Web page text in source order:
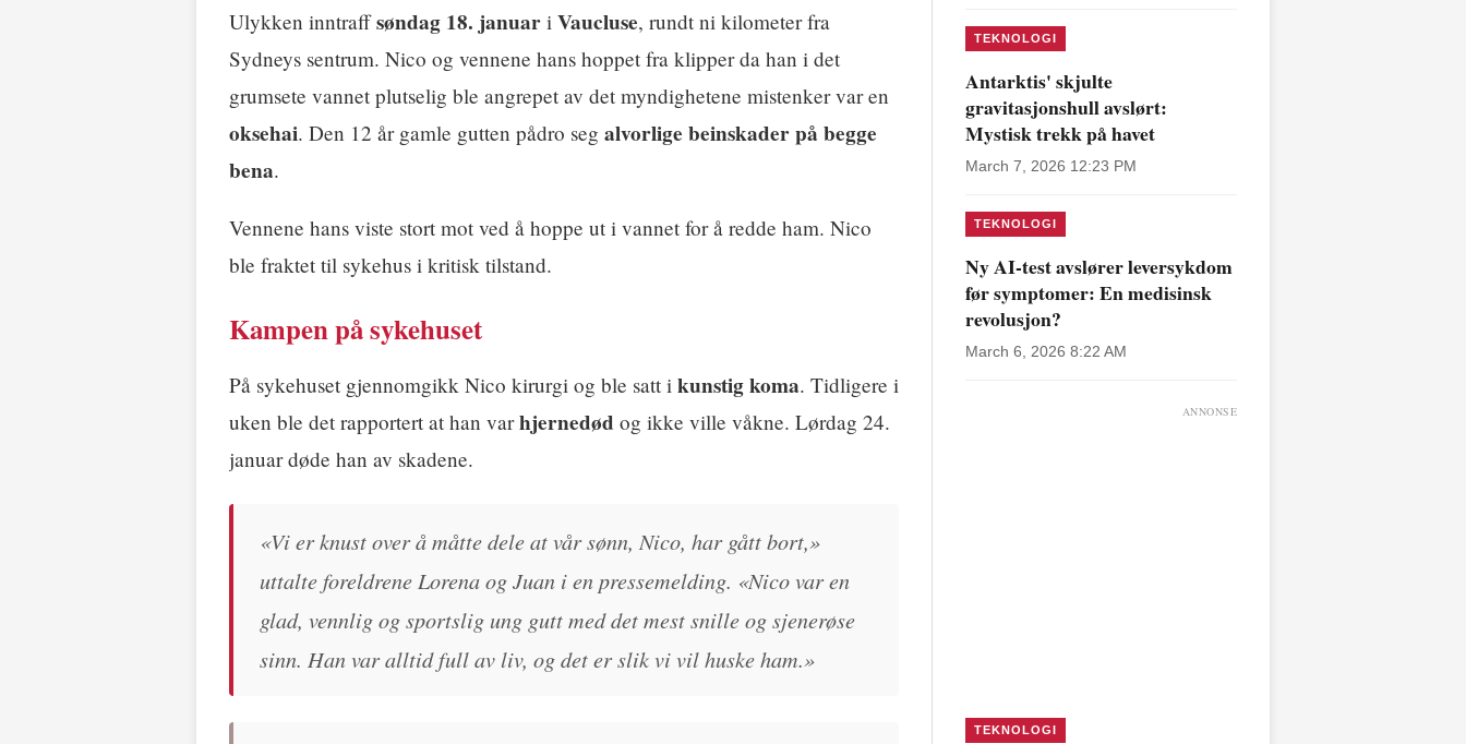
Ulykken inntraffsøndag 18. januar i Vaucluse, rundt ni kilometer fra
Sydneys sentrum. Nico og vennene hans hoppet fra klipper da han i det
grumsete vannet plutselig ble angrepet av det myndighetene mistenker var en
oksehai. Den 12 år gamle gutten pådro seg alvorlige beinskader på begge
bena.
Vennene hans viste stort mot ved å hoppe ut i vannet for å redde ham. Nico
ble fraktet til sykehus i kritisk tilstand.
Kampen på sykehuset
På sykehuset gjennomgikk Nico kirurgi og ble satt i kunstig koma. Tidligere i
uken ble det rapportert at han varhjernedød og ikke ville våkne. Lørdag 24.
januar døde han av skadene.
«Vi er knust over å måtte dele at vår sønn, Nico, har gått bort,»
uttalte foreldrene Lorena og Juan i en pressemelding. «Nico var en
glad, vennlig og sportslig ung gutt med det mest snille og sjenerøse
sinn. Han var alltid full av liv, og det er slik vi vil huske ham.»
TEKNOLOGI
Antarktis' skjulte
gravitasjonshull avslørt:
Mystisk trekk på havet
March 7, 2026 12:23 PM
TEKNOLOGI
Ny AI-test avslører leversykdom
før symptomer: En medisinsk
revolusjon?
March 6, 2026 8:22 AM
ANNONSE
TEKNOLOGI